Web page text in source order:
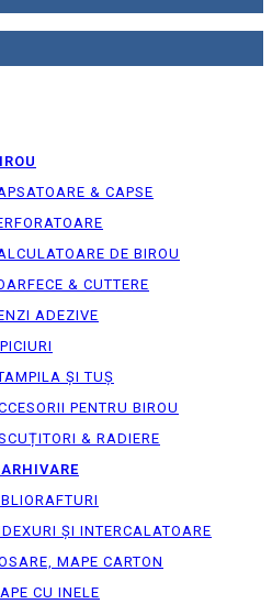
& CAPSE
DE BIROU
& CUTTERE
ADEZIVE
ȘI TUȘ
PENTRU BIROU
& RADIERE
ȘI INTERCALATOARE
MAPE CARTON
CU INELE